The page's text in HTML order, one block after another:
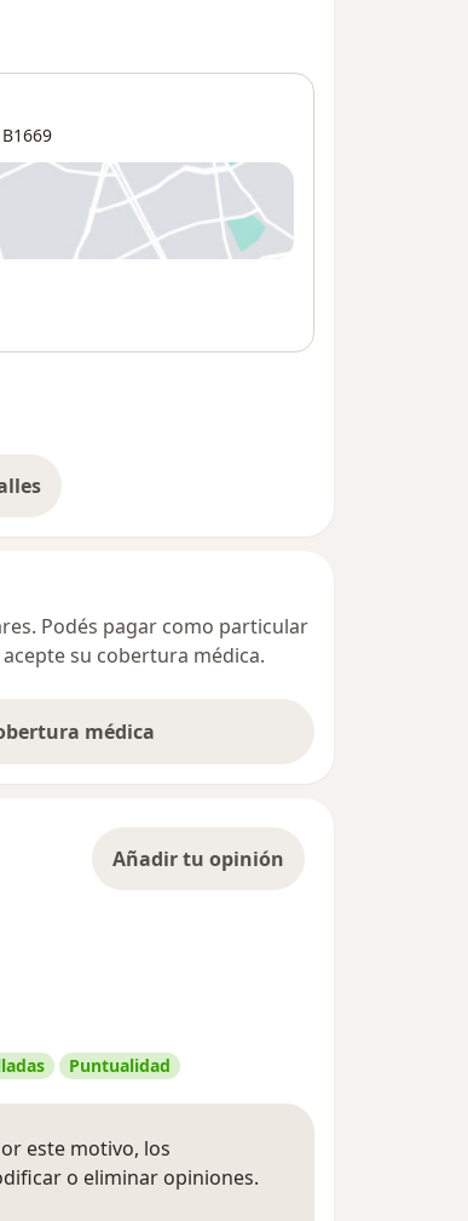
B1669
en una nueva pestaña
dirección
Podés pagar como particular
su cobertura médica.
médica
Añadir tu opinión
Puntualidad
este motivo, los
o eliminar opiniones.